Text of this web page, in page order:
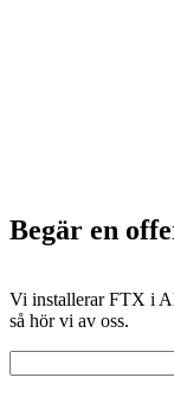
Begär en
Vi installerar FTX i
så hör vi av oss.